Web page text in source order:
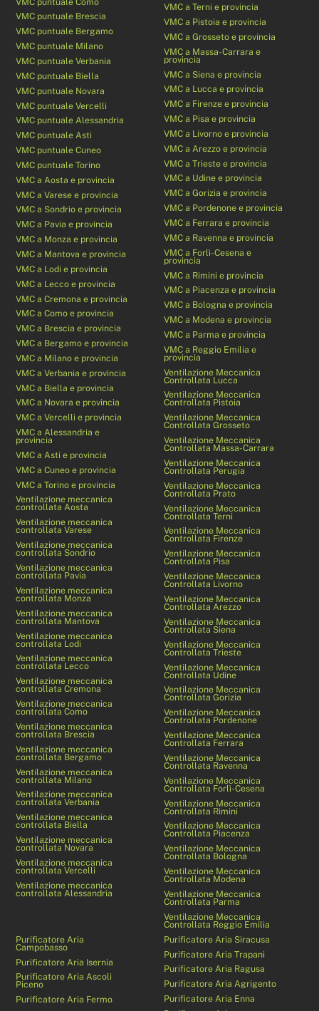
VMC puntuale Brescia
VMC puntuale Bergamo
VMC puntuale Milano
VMC puntuale Verbania
VMC puntuale Biella
VMC puntuale Novara
VMC puntuale Vercelli
VMC puntuale Alessandria
VMC puntuale Asti
VMC puntuale Cuneo
VMC puntuale Torino
VMC a Aosta e provincia
VMC a Varese e provincia
VMC a Sondrio e provincia
VMC a Pavia e provincia
VMC a Monza e provincia
VMC a Mantova e provincia
VMC a Lodi e provincia
VMC a Lecco e provincia
VMC a Cremona e provincia
VMC a Como e provincia
VMC a Brescia e provincia
VMC a Bergamo e provincia
VMC a Milano e provincia
VMC a Verbania e provincia
VMC a Biella e provincia
VMC a Novara e provincia
VMC a Vercelli e provincia
VMC a Alessandria e
provincia
VMC a Asti e provincia
VMC a Cuneo e provincia
VMC a Torino e provincia
Ventilazione meccanica
controllata Aosta
Ventilazione meccanica
controllata Varese
Ventilazione meccanica
controllata Sondrio
Ventilazione meccanica
controllata Pavia
Ventilazione meccanica
controllata Monza
Ventilazione meccanica
controllata Mantova
Ventilazione meccanica
controllata Lodi
Ventilazione meccanica
controllata Lecco
Ventilazione meccanica
controllata Cremona
Ventilazione meccanica
controllata Como
Ventilazione meccanica
controllata Brescia
Ventilazione meccanica
controllata Bergamo
Ventilazione meccanica
controllata Milano
Ventilazione meccanica
controllata Verbania
Ventilazione meccanica
controllata Biella
Ventilazione meccanica
controllata Novara
Ventilazione meccanica
controllata Vercelli
Ventilazione meccanica
controllata Alessandria
VMC a Terni e provincia
VMC a Pistoia e provincia
VMC a Grosseto e provincia
VMC a Massa-Carrara e
provincia
VMC a Siena e provincia
VMC a Lucca e provincia
VMC a Firenze e provincia
VMC a Pisa e provincia
VMC a Livorno e provincia
VMC a Arezzo e provincia
VMC a Trieste e provincia
VMC a Udine e provincia
VMC a Gorizia e provincia
VMC a Pordenone e provincia
VMC a Ferrara e provincia
VMC a Ravenna e provincia
VMC a Forlì-Cesena e
provincia
VMC a Rimini e provincia
VMC a Piacenza e provincia
VMC a Bologna e provincia
VMC a Modena e provincia
VMC a Parma e provincia
VMC a Reggio Emilia e
provincia
Ventilazione Meccanica
Controllata Lucca
Ventilazione Meccanica
Controllata Pistoia
Ventilazione Meccanica
Controllata Grosseto
Ventilazione Meccanica
Controllata Massa-Carrara
Ventilazione Meccanica
Controllata Perugia
Ventilazione Meccanica
Controllata Prato
Ventilazione Meccanica
Controllata Terni
Ventilazione Meccanica
Controllata Firenze
Ventilazione Meccanica
Controllata Pisa
Ventilazione Meccanica
Controllata Livorno
Ventilazione Meccanica
Controllata Arezzo
Ventilazione Meccanica
Controllata Siena
Ventilazione Meccanica
Controllata Trieste
Ventilazione Meccanica
Controllata Udine
Ventilazione Meccanica
Controllata Gorizia
Ventilazione Meccanica
Controllata Pordenone
Ventilazione Meccanica
Controllata Ferrara
Ventilazione Meccanica
Controllata Ravenna
Ventilazione Meccanica
Controllata Forlì-Cesena
Ventilazione Meccanica
Controllata Rimini
Ventilazione Meccanica
Controllata Piacenza
Ventilazione Meccanica
Controllata Bologna
Ventilazione Meccanica
Controllata Modena
Ventilazione Meccanica
Controllata Parma
Ventilazione Meccanica
Controllata Reggio Emilia
Purificatore Aria
Campobasso
Purificatore Aria Isernia
Purificatore Aria Ascoli
Piceno
Purificatore Aria Fermo
Purificatore Aria Siracusa
Purificatore Aria Trapani
Purificatore Aria Ragusa
Purificatore Aria Agrigento
Purificatore Aria Enna